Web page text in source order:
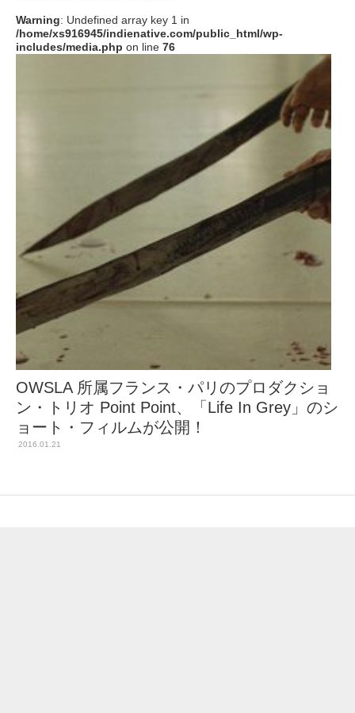
Warning: Undefined array key 1 in
/home/xs916945/indienative.com/public_html/wp-
includes/media.php on line 76
OWSLA 所属フランス・パリのプロダクショ
ン・トリオ Point Point、「Life In Grey」のシ
ョート・フィルムが公開！
2016.01.21